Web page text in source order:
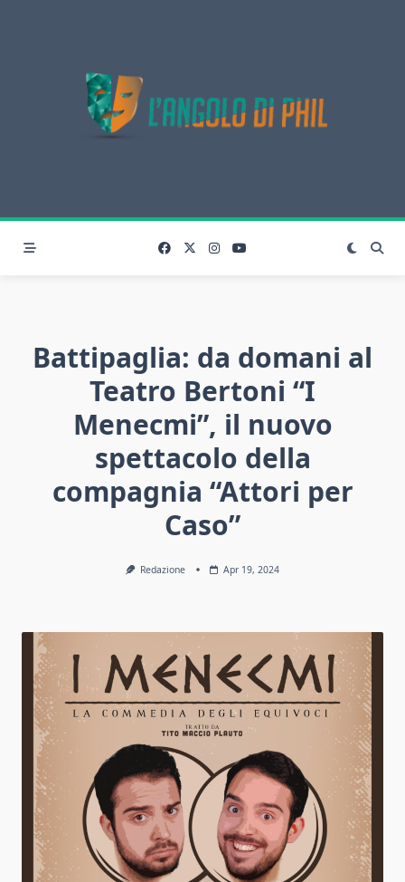
Battipaglia: da domani al
Teatro Bertoni “I
Menecmi”, il nuovo
spettacolo della
compagnia “Attori per
Caso”
Redazione Apr 19, 2024